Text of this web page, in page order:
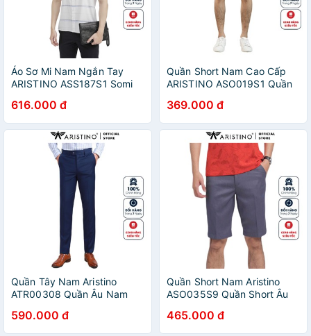
Áo Sơ Mi Nam Ngắn Tay
ARISTINO ASS187S1 Somi
Trắng Kẻ Ngang Dáng SLim
Fit Không Túi Chất Vải Sợi
Tre
616.000 đ
Quần Short Nam Cao Cấp
ARISTINO ASO019S1 Quần
kẻ vải polyester mềm mại
dáng Sooc âu suông vừa
369.000 đ
Quần Tây Nam Aristino
ATR00308 Quần Âu Nam
590.000 đ
Quần Short Nam Aristino
ASO035S9 Quần Short Âu
465.000 đ